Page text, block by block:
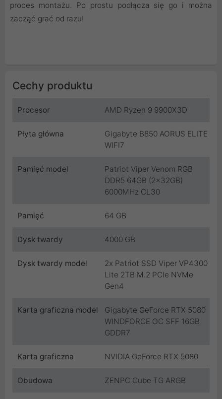
proces montażu. Po prostu podłącza się go i można
zacząć grać od razu!
Cechy produktu
Procesor AMD Ryzen 9 9900X3D
Płyta główna
Gigabyte B850 AORUS ELITE
WIFI7
Pamięć model
Patriot Viper Venom RGB
DDR5 64GB (2x32GB)
6000MHz CL30
Pamięć 64 GB
Dysk twardy 4000 GB
Dysk twardy model
2x Patriot SSD Viper VP4300
Lite 2TB M.2 PCIe NVMe
Gen4
Karta graficzna model
Gigabyte GeForce RTX 5080
WINDFORCE OC SFF 16GB
GDDR7
Karta graficzna NVIDIA GeForce RTX 5080
Obudowa ZENPC Cube TG ARGB